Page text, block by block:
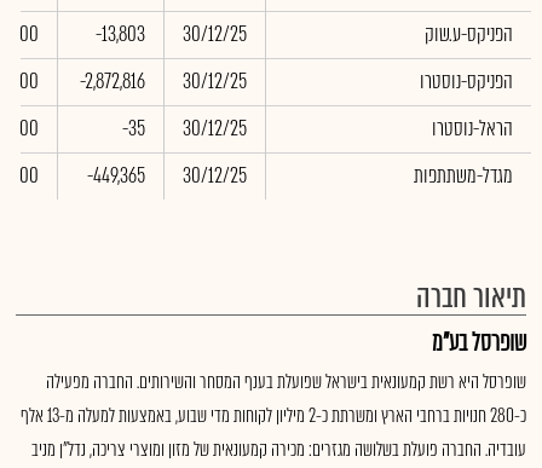
הפניקס-ע.שוק
30/12/25
-13,803
0.00
הפניקס-נוסטרו
30/12/25
-2,872,816
0.00
הראל-נוסטרו
30/12/25
-35
0.00
מגדל-משתתפות
30/12/25
-449,365
0.00
תיאור חברה
שופרסל בע"מ
שופרסל היא רשת קמעונאית בישראל שפועלת בענף המסחר והשירותים. החברה מפעילה
כ-280 חנויות ברחבי הארץ ומשרתת כ-2 מיליון לקוחות מדי שבוע, באמצעות למעלה מ-13 אלף
עובדיה. החברה פועלת בשלושה מגזרים: מכירה קמעונאית של מזון ומוצרי צריכה, נדל"ן מניב